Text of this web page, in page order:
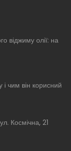
віджиму олії: на
чим він корисний
Космічна, 21